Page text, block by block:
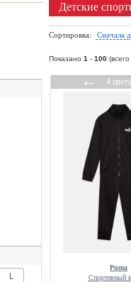
L
Детские
Сортировка: Сначала
Показано 1 - 100 (всего
←4 цвета
Puma
Спортивный